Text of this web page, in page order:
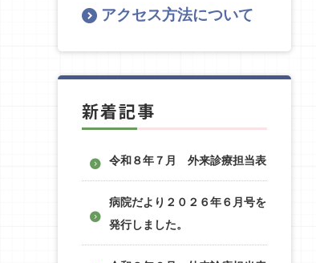
アクセス方法について
新着記事
令和８年７月 外来診療担当表
病院だより２０２６年６月号を
発行しました。